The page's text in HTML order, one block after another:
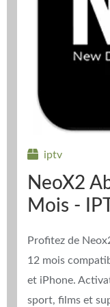
iptv
NeoX2
Mois -
Profitez de
12 mois
et iPhone.
sport, films et